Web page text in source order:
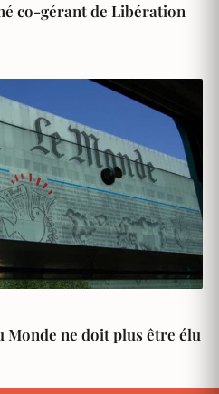
co-gérant de Libération
ne doit plus être élu